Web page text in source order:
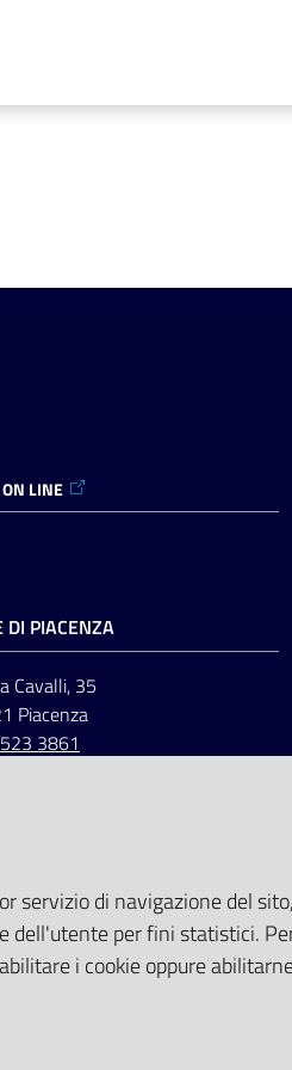
LINE
DI PIACENZA
Cavalli, 35
Piacenza
3861
servizio di navigazione del
per fini statistici.
i cookie oppure